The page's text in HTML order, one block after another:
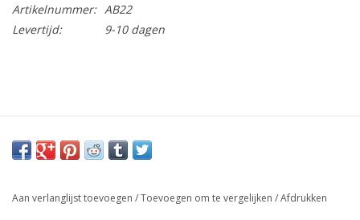
Artikelnummer: AB22
Levertijd:
9-10 dagen
Aan verlanglijst toevoegen /Toevoegen om te vergelijken /Afdrukken